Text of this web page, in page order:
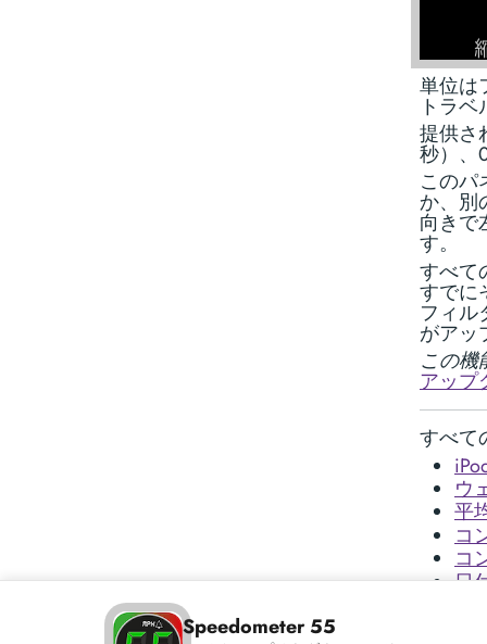
単位は
トラ
提供さ
秒）、
このパ
か、別
向きで
す。
すべて
すでに
フィル
がアッ
この機
アップ
すべて
ウ
平
コ
コ
日
Speedometer 55